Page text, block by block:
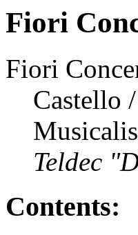
Fiori
Fiori
Castello
Teldec
Contents: